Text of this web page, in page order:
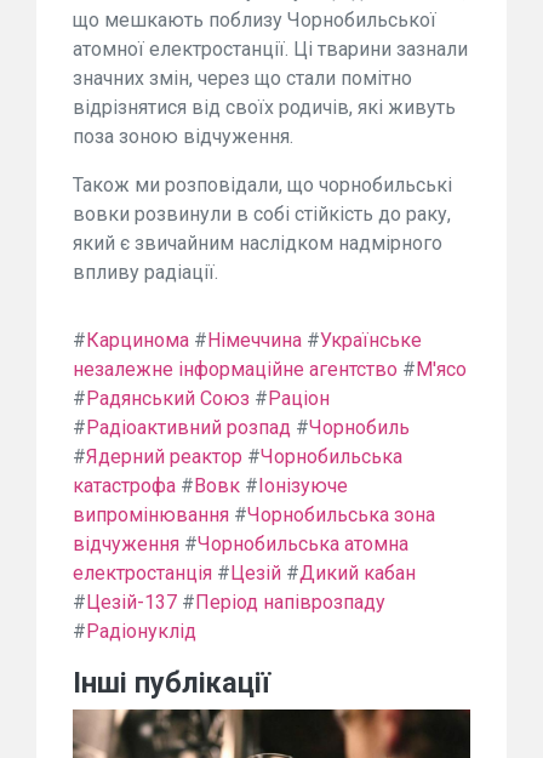
що мешкають поблизу Чорнобильської
атомної електростанції. Ці тварини зазнали
значних змін, через що стали помітно
відрізнятися від своїх родичів, які живуть
поза зоною відчуження.
Також ми розповідали, що чорнобильські
вовки розвинули в собі стійкість до раку,
який є звичайним наслідком надмірного
впливу радіації.
#Карцинома #Німеччина #Українське
незалежне інформаційне агентство #М'ясо
#Радянський Союз #Раціон
#Радіоактивний розпад #Чорнобиль
#Ядерний реактор #Чорнобильська
катастрофа #Вовк #Іонізуюче
випромінювання #Чорнобильська зона
відчуження #Чорнобильська атомна
електростанція #Цезій #Дикий кабан
#Цезій-137 #Період напіврозпаду
#Радіонуклід
Інші публікації